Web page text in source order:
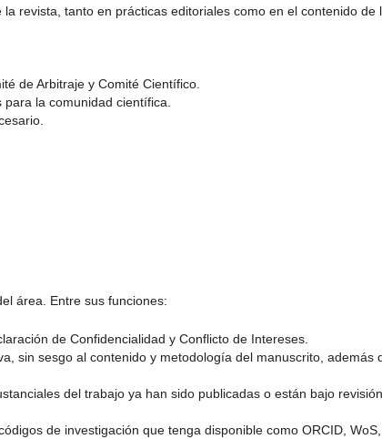
revista, tanto en prácticas editoriales como en el contenido de
de Arbitraje y Comité Científico.
la comunidad científica.
área. Entre sus funciones:
de Confidencialidad y Conflicto de Intereses.
sin sesgo al contenido y metodología del manuscrito, además
del trabajo ya han sido publicadas o están bajo
de investigación que tenga disponible como ORCID, WoS,